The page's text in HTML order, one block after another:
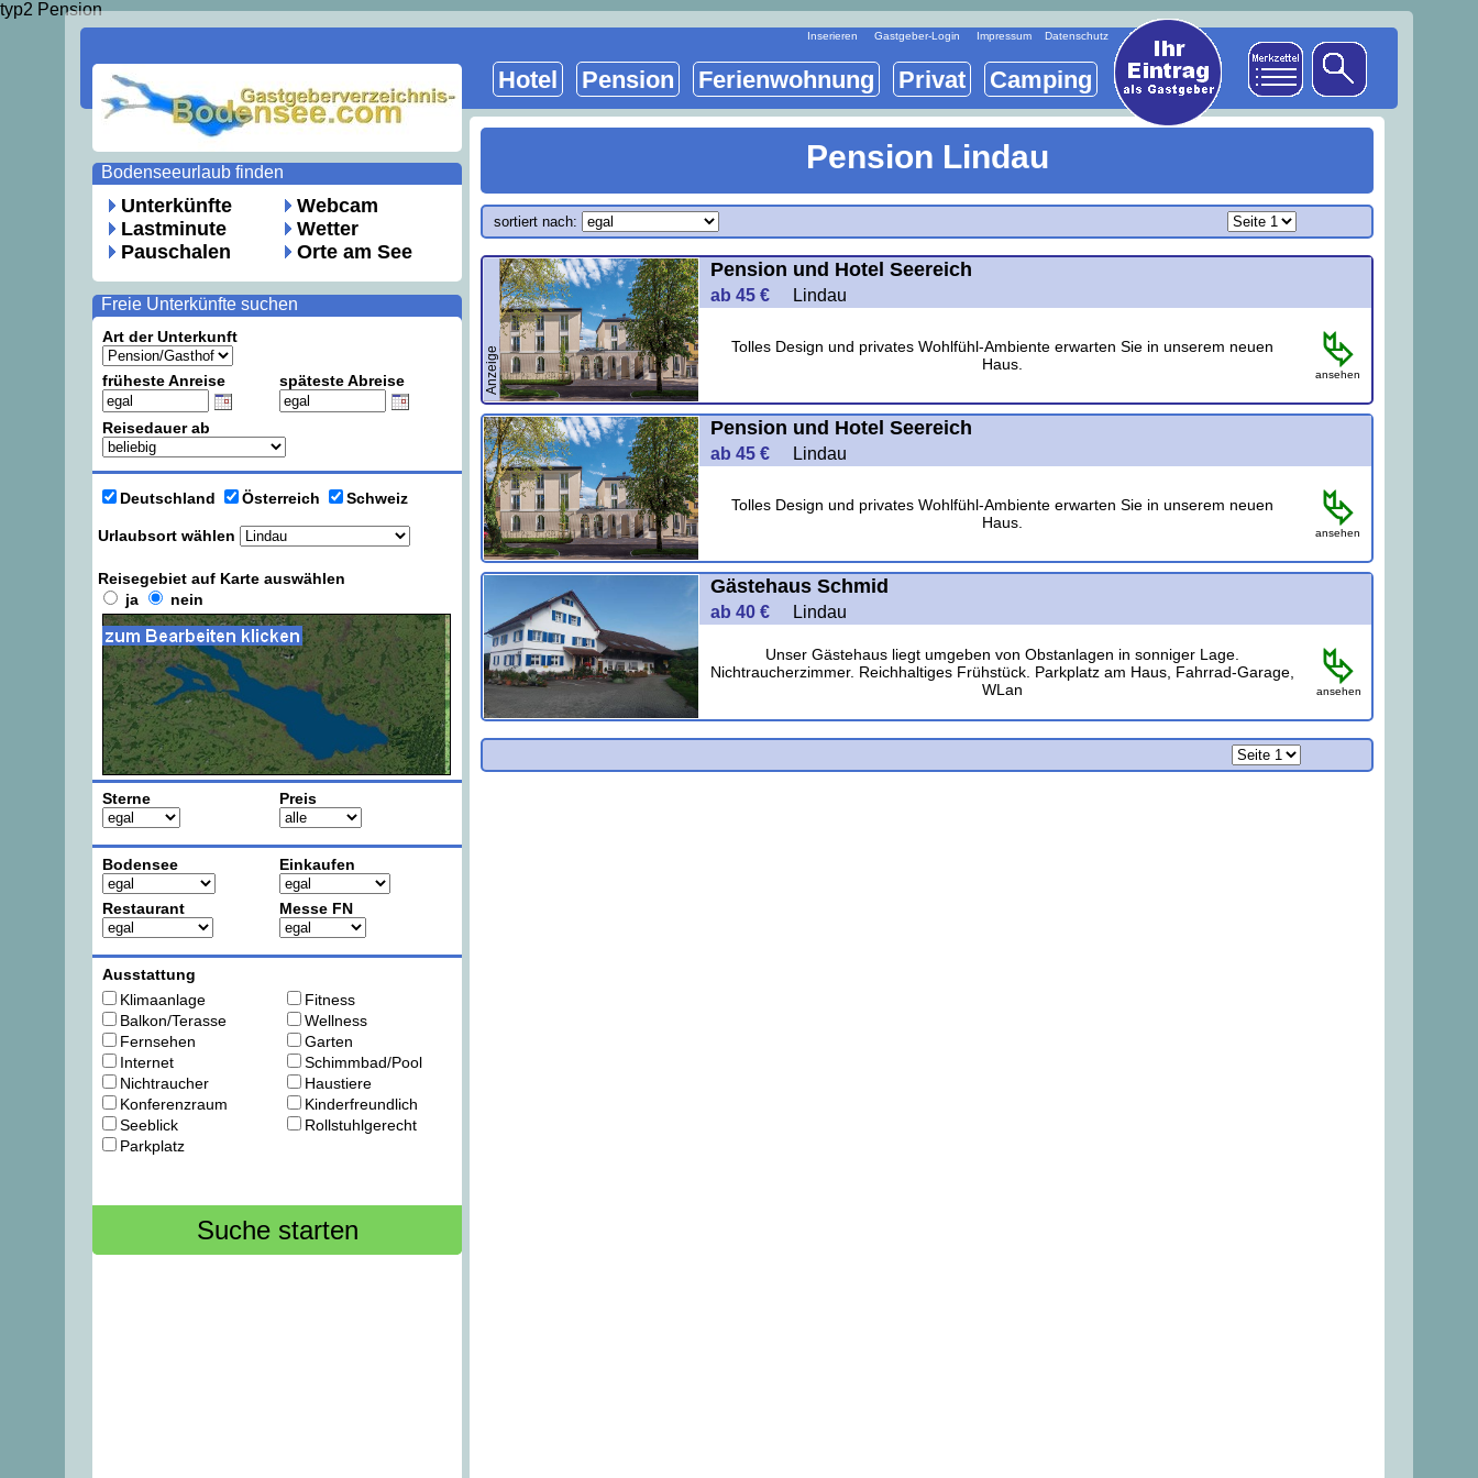
typ2 Pension
Unterkünfte
Lastminute
Pauschalen
Webcam
Wetter
Orte am See
Bodenseeurlaub finden
Art der Unterkunft
früheste Anreise späteste Abreise
Reisedauer ab
Urlaubsort wählen
Deutschland Österreich Schweiz
Reisegebiet auf Karte auswählen
ja
nein
Sterne Preis
Bodensee Einkaufen
Restaurant Messe FN
Ausstattung
Klimaanlage
Balkon/Terasse
Fernsehen
Internet
Nichtraucher
Konferenzraum
Seeblick
Parkplatz
Fitness
Wellness
Garten
Schimmbad/Pool
Haustiere
Kinderfreundlich
Rollstuhlgerecht
Freie Unterkünfte suchen
Hotel Pension Ferienwohnung Privat Camping
Pension Lindau
sortiert nach:
Anzeige
Pension und Hotel Seereich
ab 45 € Lindau
Tolles Design und privates Wohlfühl‐Ambiente erwarten Sie in unserem neuen
Haus.
ansehen
Pension und Hotel Seereich
ab 45 € Lindau
Tolles Design und privates Wohlfühl‐Ambiente erwarten Sie in unserem neuen
Haus.
ansehen
Gästehaus Schmid
ab 40 € Lindau
Unser Gästehaus liegt umgeben von Obstanlagen in sonniger Lage.
Nichtraucherzimmer. Reichhaltiges Frühstück. Parkplatz am Haus, Fahrrad-Garage,
WLan
ansehen
Inserieren Gastgeber-Login Impressum Datenschutz